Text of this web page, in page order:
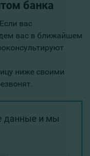
банка
вас
вас в ближайшем
ниже своими
данные и мы